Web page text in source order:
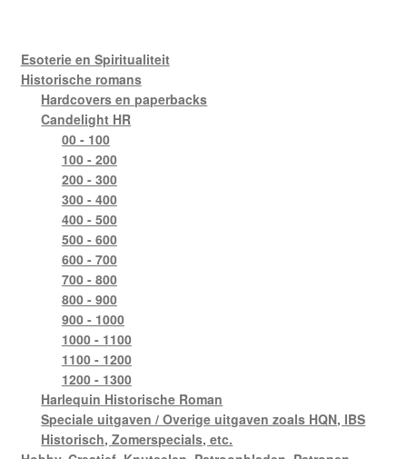
Esoterie en Spiritualiteit
Historische romans
Hardcovers en paperbacks
Candelight HR
00 - 100
100 - 200
200 - 300
300 - 400
400 - 500
500 - 600
600 - 700
700 - 800
800 - 900
900 - 1000
1000 - 1100
1100 - 1200
1200 - 1300
Harlequin Historische Roman
Speciale uitgaven / Overige uitgaven zoals HQN, IBS
Historisch, Zomerspecials, etc.